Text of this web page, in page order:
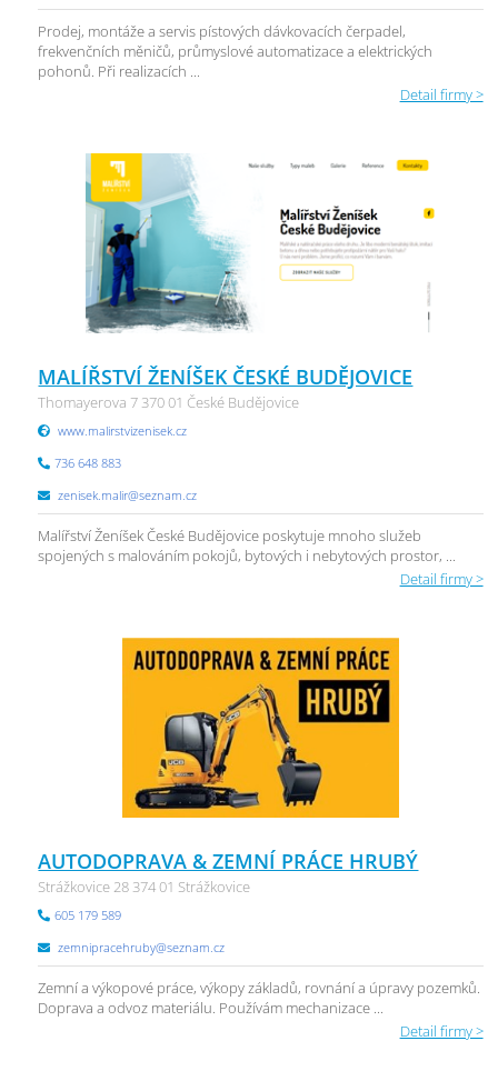
Prodej, montáže a servis pístových dávkovacích čerpadel,
frekvenčních měničů, průmyslové automatizace a elektrických
pohonů. Při realizacích ...
Detail firmy >
MALÍŘSTVÍ ŽENÍŠEK ČESKÉ BUDĚJOVICE
Thomayerova 7 370 01 České Budějovice
www.malirstvizenisek.cz
736 648 883
zenisek.malir@seznam.cz
Malířství Ženíšek České Budějovice poskytuje mnoho služeb
spojených s malováním pokojů, bytových i nebytových prostor, ...
Detail firmy >
AUTODOPRAVA & ZEMNÍ PRÁCE HRUBÝ
Strážkovice 28 374 01 Strážkovice
605 179 589
zemnipracehruby@seznam.cz
Zemní a výkopové práce, výkopy základů, rovnání a úpravy pozemků.
Doprava a odvoz materiálu. Používám mechanizace ...
Detail firmy >